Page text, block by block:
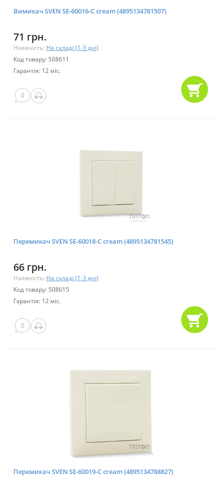
Вимикач SVEN SE-60016-C cream (4895134781507)
71 грн.
Наявність: На складі (1-3 дні)
Код товару: 508611
Гарантія: 12 міс.
0
Перемикач SVEN SE-60018-C cream (4895134781545)
66 грн.
Наявність: На складі (1-3 дні)
Код товару: 508615
Гарантія: 12 міс.
0
Перемикач SVEN SE-60019-C cream (4895134788827)